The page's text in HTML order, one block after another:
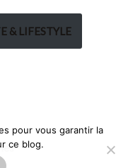
& LIFESTYLE
pour vous garantir la
ce blog.